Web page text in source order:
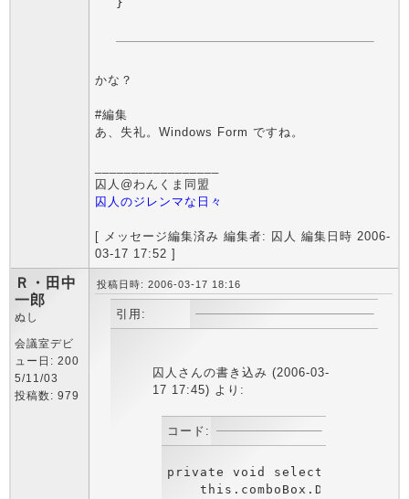
かな？
#編集
あ、失礼。Windows Form ですね。
囚人@わんくま同盟
囚人のジレンマな日々
[ メッセージ編集済み 編集者: 囚人 編集日時 2006-
03-17 17:52 ]
Ｒ・田中
一郎
ぬし
会議室デビ
ュー日: 200
5/11/03
投稿数: 979
投稿日時: 2006-03-17 18:16
引用:
囚人さんの書き込み (2006-03-
17 17:45) より:
コード:
private void
this.comboBox.DataSource